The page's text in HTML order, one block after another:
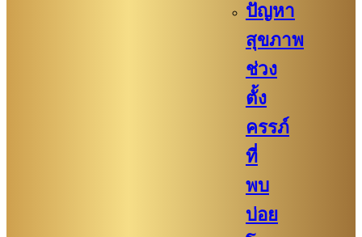
ปัญหา
สุขภาพ
ช่วง
ตั้ง
ครรภ์
ที่
พบ
บ่อย